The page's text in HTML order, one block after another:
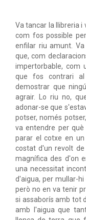
Va tancar la llibreria i
com fos possible
enfilar riu amunt.
que, com
impertorbable, com
que fos contrari
demostrar que
agrair. Lo riu no,
adonar-se que
potser, només
va entendre per
parar el cotxe en
costat d'un revolt
magnífica des d'on
una necessitat
d'aigua, per mullar-
però no en va tenir
si assaborís amb tot
amb l'aigua que